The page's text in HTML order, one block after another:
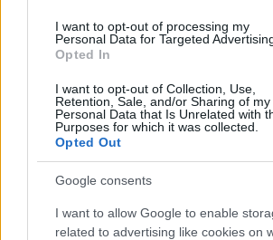
I want to opt-out of processing my
Personal Data for Targeted
Opted In
I want to opt-out of Collection, Use,
Retention, Sale, and/or Sharing of my
Personal Data that Is Unrelated with
Purposes for which it was collected.
Opted Out
Google consents
I want to allow Google to enable
related to advertising like cookies on
Η άγρια συμπλοκή με γροθιές και
πρόσωπο και στο κεφάλι,
της 15ης Σεπτεμβρίου 2023, εκτός
συγκροτήματος όπου φοιτούσαν
ανήλικες μαθήτριες και
ελληνικής βραδιάς που είχε